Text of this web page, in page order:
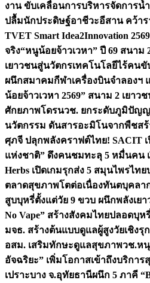
งาน ขับเคลื่อนการบริหารจัดการ
ปลื้มนักประดิษฐ์อาชีวะอีสาน คว้าร
TVET Smart Idea2Innovation
จริง“หนูน้อยจ้าวเวหา” ปี 69 สนา
เยาวชนสู่นวัตกรเทคโนโลยีไร้คน
ผนึกสมาคมกีฬาเครื่องบินจำลองฯ
น้อยจ้าวเวหา 2569” สนาม 2 เยา
ศักยภาพโดรนวช. ยกระดับภูมิปัญญ
นวัตกรรม ดันสารอะมิโนจากพืชส
ศุภจี ปลุกพลังคราฟต์ไทย! SACIT
แห่งชาติ” ดึงคนชมทะลุ 5 หมื่นคน
Herbs เปิดเกมรุกส่ง 5 สมุนไพรไท
ตลาดสุขภาพโตต่อเนื่องทันตบุคลา
สูบบุหรี่ตั้งแต่วัย 9 ขวบ ผนึกพลังเยา
No Vape” สร้างสังคมไทยปลอดบุ
มจธ. สร้างต้นแบบดูแลผู้สูงวัยเชิงรุ
อสม. เสริมทักษะดูแลสุขภาพวช.ห
อัจฉริยะ” เพิ่มโอกาสเข้าถึงบริกา
เปราะบาง จ.อุทัยธานีผนึก 5 ภาคี